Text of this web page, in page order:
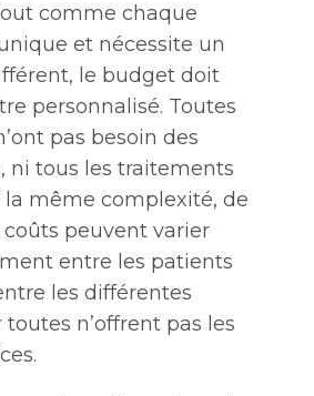
comme chaque
et nécessite un
le budget doit
personnalisé. Toutes
pas besoin des
ni tous les traitements
la même complexité, de
peuvent varier
entre les patients
les différentes
n’offrent pas les